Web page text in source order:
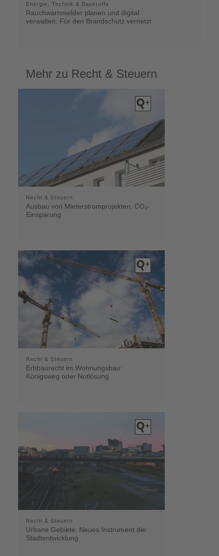
Energie, Technik & Baustoffe
Rauchwarnmelder planen und digital
verwalten: Für den Brandschutz vernetzt
Mehr zu Recht & Steuern
Recht & Steuern
Ausbau von Mieterstromprojekten: CO₂-
Einsparung
Recht & Steuern
Erbbaurecht im Wohnungsbau:
Königsweg oder Notlösung
Recht & Steuern
Urbane Gebiete: Neues Instrument der
Stadtentwicklung